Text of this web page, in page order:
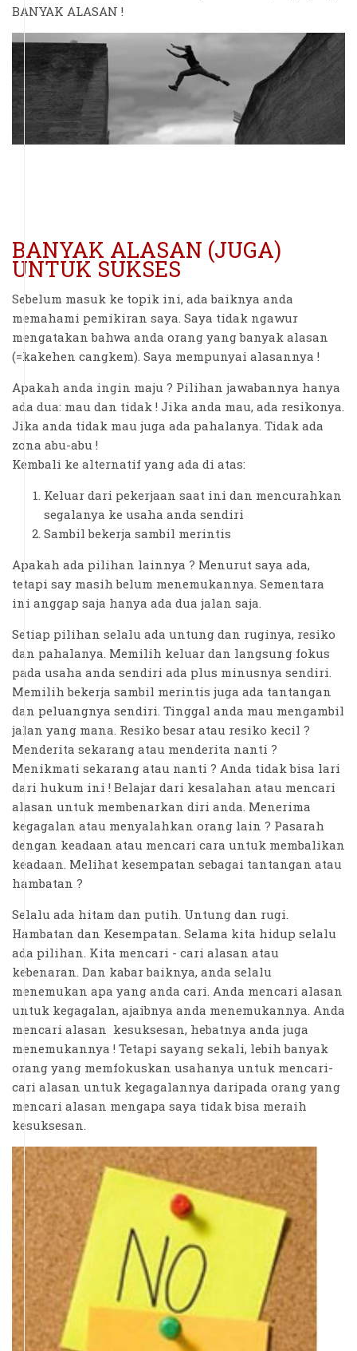
BANYAK ALASAN !
BANYAK ALASAN (JUGA)
UNTUK SUKSES
Sebelum masuk ke topik ini, ada baiknya anda
memahami pemikiran saya. Saya tidak ngawur
mengatakan bahwa anda orang yang banyak alasan
(=kakehen cangkem). Saya mempunyai alasannya !
Apakah anda ingin maju ? Pilihan jawabannya hanya
ada dua: mau dan tidak ! Jika anda mau, ada resikonya.
Jika anda tidak mau juga ada pahalanya. Tidak ada
zona abu-abu !
Kembali ke alternatif yang ada di atas:
Keluar dari pekerjaan saat ini dan mencurahkan
segalanya ke usaha anda sendiri
Sambil bekerja sambil merintis
Apakah ada pilihan lainnya ? Menurut saya ada,
tetapi say masih belum menemukannya. Sementara
ini anggap saja hanya ada dua jalan saja.
Setiap pilihan selalu ada untung dan ruginya, resiko
dan pahalanya. Memilih keluar dan langsung fokus
pada usaha anda sendiri ada plus minusnya sendiri.
Memilih bekerja sambil merintis juga ada tantangan
dan peluangnya sendiri. Tinggal anda mau mengambil
jalan yang mana. Resiko besar atau resiko kecil ?
Menderita sekarang atau menderita nanti ?
Menikmati sekarang atau nanti ? Anda tidak bisa lari
dari hukum ini ! Belajar dari kesalahan atau mencari
alasan untuk membenarkan diri anda. Menerima
kegagalan atau menyalahkan orang lain ? Pasarah
dengan keadaan atau mencari cara untuk membalikan
keadaan. Melihat kesempatan sebagai tantangan atau
hambatan ?
Selalu ada hitam dan putih. Untung dan rugi.
Hambatan dan Kesempatan. Selama kita hidup selalu
ada pilihan. Kita mencari - cari alasan atau
kebenaran. Dan kabar baiknya, anda selalu
menemukan apa yang anda cari. Anda mencari alasan
untuk kegagalan, ajaibnya anda menemukannya. Anda
mencari alasan kesuksesan, hebatnya anda juga
menemukannya ! Tetapi sayang sekali, lebih banyak
orang yang memfokuskan usahanya untuk mencari-
cari alasan untuk kegagalannya daripada orang yang
mencari alasan mengapa saya tidak bisa meraih
kesuksesan.